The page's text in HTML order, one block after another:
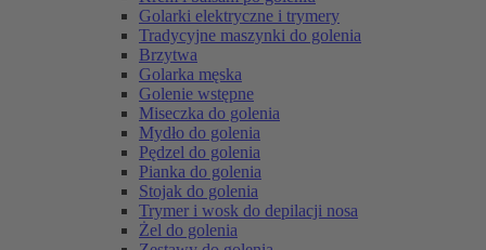
Golarki elektryczne i trymery
Tradycyjne maszynki do golenia
Brzytwa
Golarka męska
Golenie wstępne
Miseczka do golenia
Mydło do golenia
Pędzel do golenia
Pianka do golenia
Stojak do golenia
Trymer i wosk do depilacji nosa
Żel do golenia